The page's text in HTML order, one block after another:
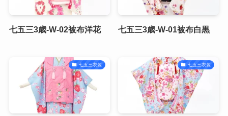
七五三3歳-W-02被布洋花 七五三3歳-W-01被布白黒
七五三衣装 七五三衣装